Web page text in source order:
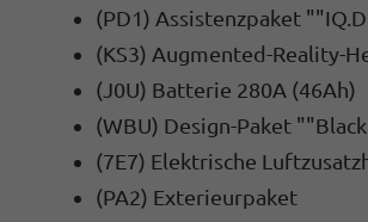
(PD1) Assistenzpaket
(KS3) Augmented-Reality-
(J0U) Batterie 280A (46Ah)
(WBU) Design-Paket
(7E7) Elektrische
(PA2) Exterieurpaket